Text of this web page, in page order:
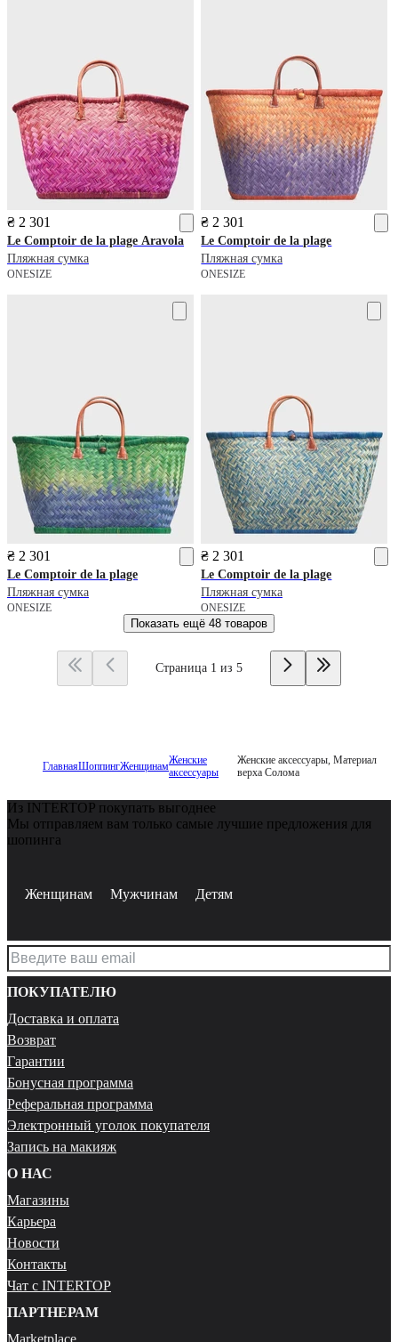
₴ 2 301
Le Comptoir de la plage Aravola
Пляжная сумка
ONESIZE
₴ 2 301
Le Comptoir de la plage
Пляжная сумка
ONESIZE
₴ 2 301
Le Comptoir de la plage
Пляжная сумка
ONESIZE
₴ 2 301
Le Comptoir de la plage
Пляжная сумка
ONESIZE
Показать ещё 48 товаров
Страница 1 из 5
ГлавнаяШоппингЖенщинамЖенские
аксессуары
Женские аксессуары, Материал
верха Солома
Из INTERTOP покупать выгоднее
Мы отправляем вам только самые лучшие предложения для
шопинга
Женщинам Мужчинам Детям
ПОКУПАТЕЛЮ
Доставка и оплата
Возврат
Гарантии
Бонусная программа
Реферальная программа
Электронный уголок покупателя
Запись на макияж
О НАС
Магазины
Карьера
Новости
Контакты
Чат с INTERTOP
ПАРТНЕРАМ
Marketplace